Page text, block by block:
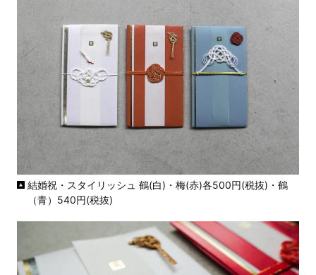
結婚祝・スタイリッシュ 鶴(白)・梅(赤)各500円(税抜)・鶴
（青）540円(税抜)